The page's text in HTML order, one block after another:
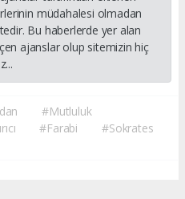
müdahalesi olmadan
Bu haberlerde yer alan
ajanslar olup sitemizin hiç
#Mutluluk
#Farabi
#Sokrates